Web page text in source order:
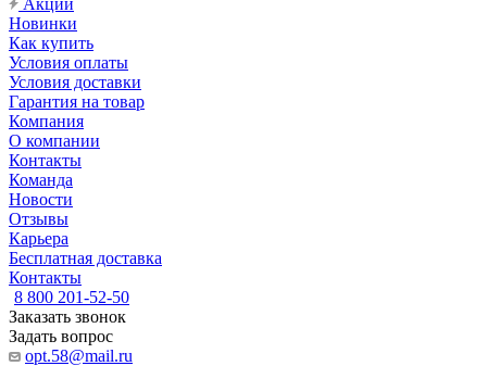
Акции
Новинки
Как купить
Условия оплаты
Условия доставки
Гарантия на товар
Компания
О компании
Контакты
Команда
Новости
Отзывы
Карьера
Бесплатная доставка
Контакты
8 800 201-52-50
Заказать звонок
Задать вопрос
opt.58@mail.ru